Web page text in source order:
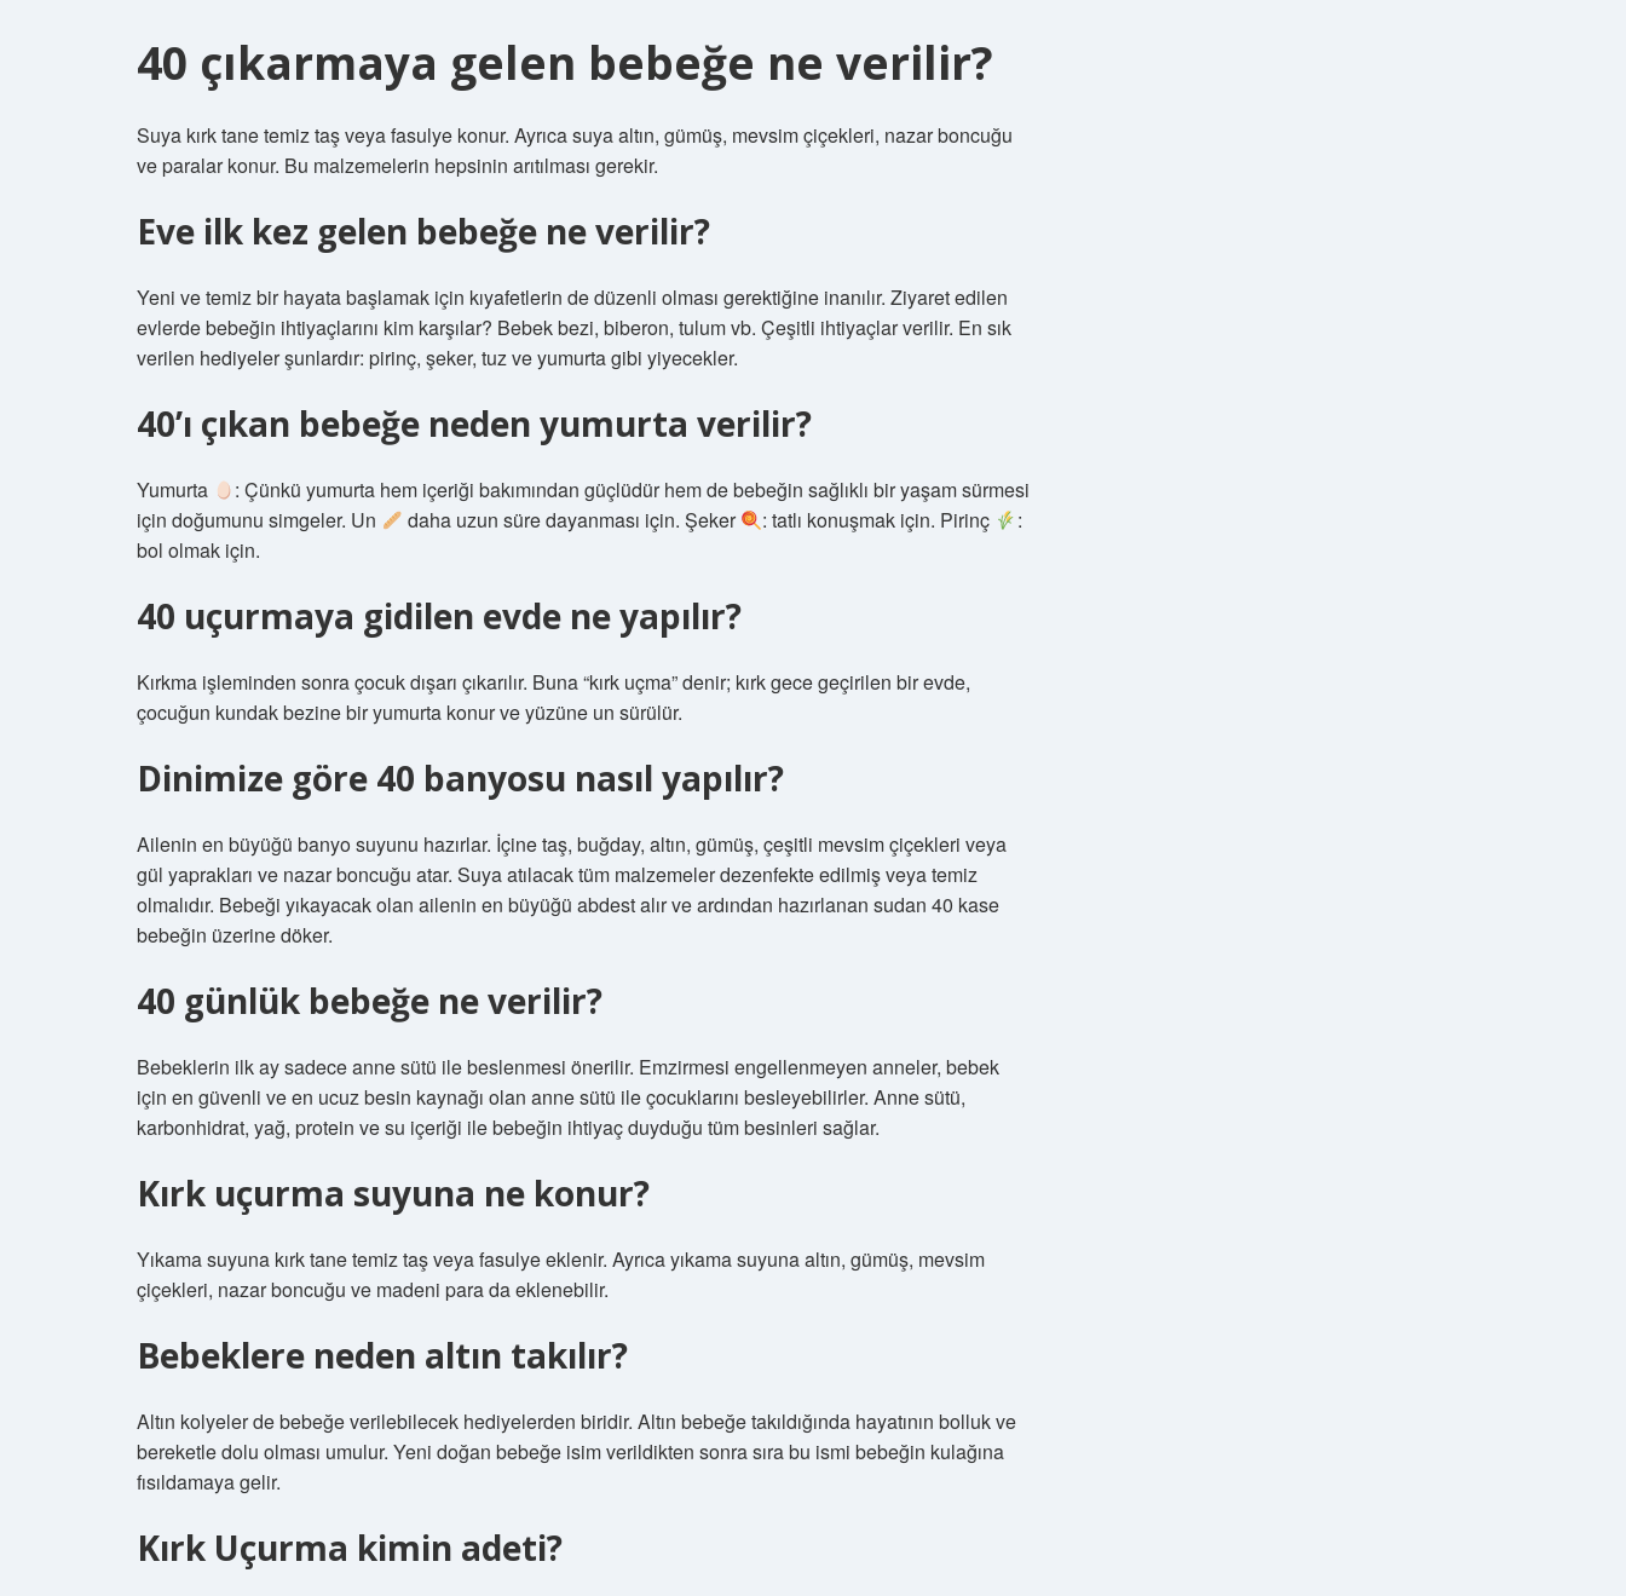
40 çıkarmaya gelen bebeğe ne verilir?
Suya kırk tane temiz taş veya fasulye konur. Ayrıca suya altın, gümüş, mevsim çiçekleri, nazar boncuğu
ve paralar konur. Bu malzemelerin hepsinin arıtılması gerekir.
Eve ilk kez gelen bebeğe ne verilir?
Yeni ve temiz bir hayata başlamak için kıyafetlerin de düzenli olması gerektiğine inanılır. Ziyaret edilen
evlerde bebeğin ihtiyaçlarını kim karşılar? Bebek bezi, biberon, tulum vb. Çeşitli ihtiyaçlar verilir. En sık
verilen hediyeler şunlardır: pirinç, şeker, tuz ve yumurta gibi yiyecekler.
40’ı çıkan bebeğe neden yumurta verilir?
Yumurta
: Çünkü yumurta hem içeriği bakımından güçlüdür hem de bebeğin sağlıklı bir yaşam sürmesi
için doğumunu simgeler. Un
daha uzun süre dayanması için. Şeker : tatlı konuşmak için. Pirinç
:
bol olmak için.
40 uçurmaya gidilen evde ne yapılır?
Kırkma işleminden sonra çocuk dışarı çıkarılır. Buna “kırk uçma” denir; kırk gece geçirilen bir evde,
çocuğun kundak bezine bir yumurta konur ve yüzüne un sürülür.
Dinimize göre 40 banyosu nasıl yapılır?
Ailenin en büyüğü banyo suyunu hazırlar. İçine taş, buğday, altın, gümüş, çeşitli mevsim çiçekleri veya
gül yaprakları ve nazar boncuğu atar. Suya atılacak tüm malzemeler dezenfekte edilmiş veya temiz
olmalıdır. Bebeği yıkayacak olan ailenin en büyüğü abdest alır ve ardından hazırlanan sudan 40 kase
bebeğin üzerine döker.
40 günlük bebeğe ne verilir?
Bebeklerin ilk ay sadece anne sütü ile beslenmesi önerilir. Emzirmesi engellenmeyen anneler, bebek
için en güvenli ve en ucuz besin kaynağı olan anne sütü ile çocuklarını besleyebilirler. Anne sütü,
karbonhidrat, yağ, protein ve su içeriği ile bebeğin ihtiyaç duyduğu tüm besinleri sağlar.
Kırk uçurma suyuna ne konur?
Yıkama suyuna kırk tane temiz taş veya fasulye eklenir. Ayrıca yıkama suyuna altın, gümüş, mevsim
çiçekleri, nazar boncuğu ve madeni para da eklenebilir.
Bebeklere neden altın takılır?
Altın kolyeler de bebeğe verilebilecek hediyelerden biridir. Altın bebeğe takıldığında hayatının bolluk ve
bereketle dolu olması umulur. Yeni doğan bebeğe isim verildikten sonra sıra bu ismi bebeğin kulağına
fısıldamaya gelir.
Kırk Uçurma kimin adeti?